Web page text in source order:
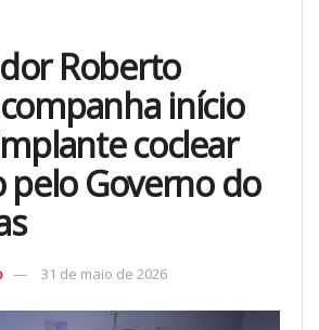
Roberto
início
coclear
pelo Governo do
31 de maio de 2026